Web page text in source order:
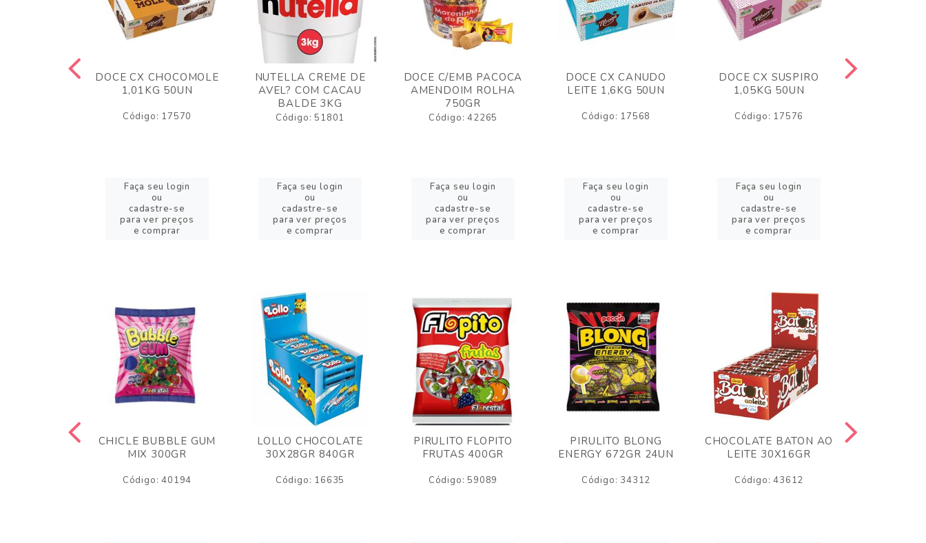
DOCE CX CHOCOMOLE
1,01KG 50UN
Código: 17570
Faça seu login
ou
cadastre-se
para ver preços
e comprar
NUTELLA CREME DE
AVEL? COM CACAU
BALDE 3KG
Código: 51801
Faça seu login
ou
cadastre-se
para ver preços
e comprar
DOCE C/EMB PACOCA
AMENDOIM ROLHA
750GR
Código: 42265
Faça seu login
ou
cadastre-se
para ver preços
e comprar
DOCE CX CANUDO
LEITE 1,6KG 50UN
Código: 17568
Faça seu login
ou
cadastre-se
para ver preços
e comprar
DOCE CX SUSPIRO
1,05KG 50UN
Código: 17576
Faça seu login
ou
cadastre-se
para ver preços
e comprar
CHICLE BUBBLE GUM
MIX 300GR
Código: 40194
LOLLO CHOCOLATE
30X28GR 840GR
Código: 16635
PIRULITO FLOPITO
FRUTAS 400GR
Código: 59089
PIRULITO BLONG
ENERGY 672GR 24UN
Código: 34312
CHOCOLATE BATON AO
LEITE 30X16GR
Código: 43612